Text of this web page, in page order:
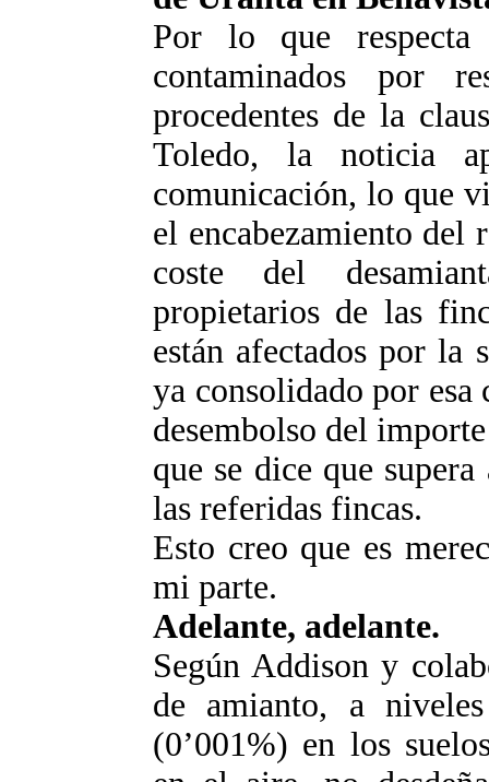
Por lo que respecta
contaminados por
procedentes de la
Toledo, la noticia
comunicación, lo que
el encabezamiento del
coste del
propietarios de las
están afectados por la
ya consolidado por
desembolso del
que se dice que
las referidas fincas.
Esto creo que es
mi parte.
Adelante, adelante.
Según Addison y
de amianto, a
(0’001%) en los